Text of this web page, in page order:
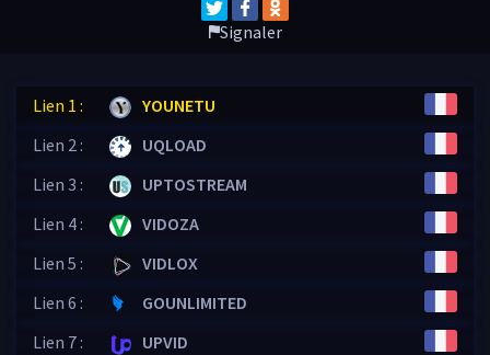
Signaler
Lien 1 :
YOUNETU
Lien 2 :
UQLOAD
Lien 3 :
UPTOSTREAM
Lien 4 :
VIDOZA
Lien 5 :
VIDLOX
Lien 6 :
GOUNLIMITED
Lien 7 :
UPVID